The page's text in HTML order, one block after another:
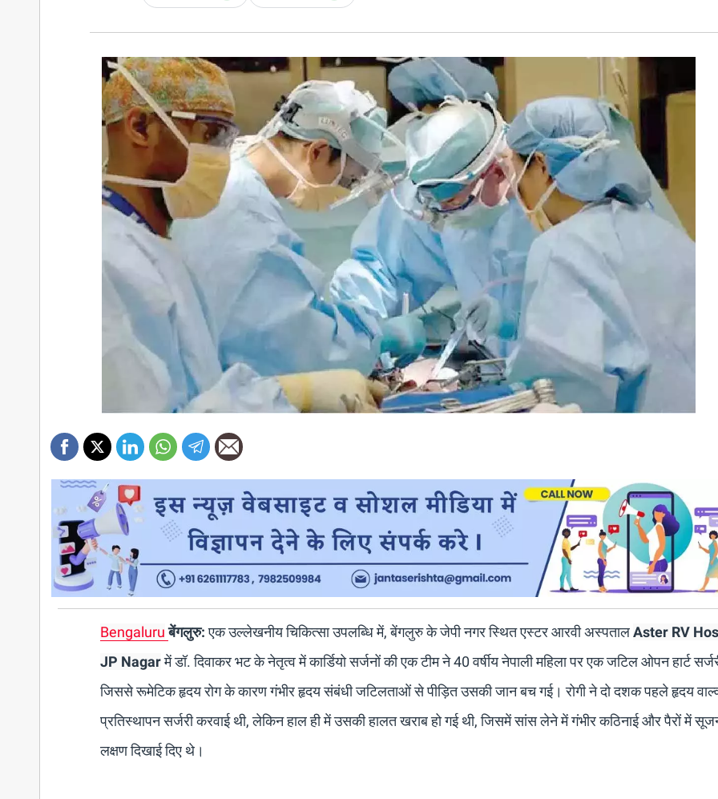
Bengaluru बेंगलुरु:एक उल्लेखनीय चिकित्सा उपलब्धि में, बेंगलुरु के जेपी नगर स्थित एस्टर आरवी अस्पतालAster RV
JP Nagar में डॉ. दिवाकर भट के नेतृत्व में कार्डियो सर्जनों की एक टीम ने 40 वर्षीय नेपाली महिला पर एक जटिल ओपन हार्ट
जिससे रूमेटिक हृदय रोग के कारण गंभीर हृदय संबंधी जटिलताओं से पीड़ित उसकी जान बच गई। रोगी ने दो दशक पहले हृदय
प्रतिस्थापन सर्जरी करवाई थी, लेकिन हाल ही में उसकी हालत खराब हो गई थी, जिसमें सांस लेने में गंभीर कठिनाई और पैरों में
लक्षण दिखाई दिए थे।